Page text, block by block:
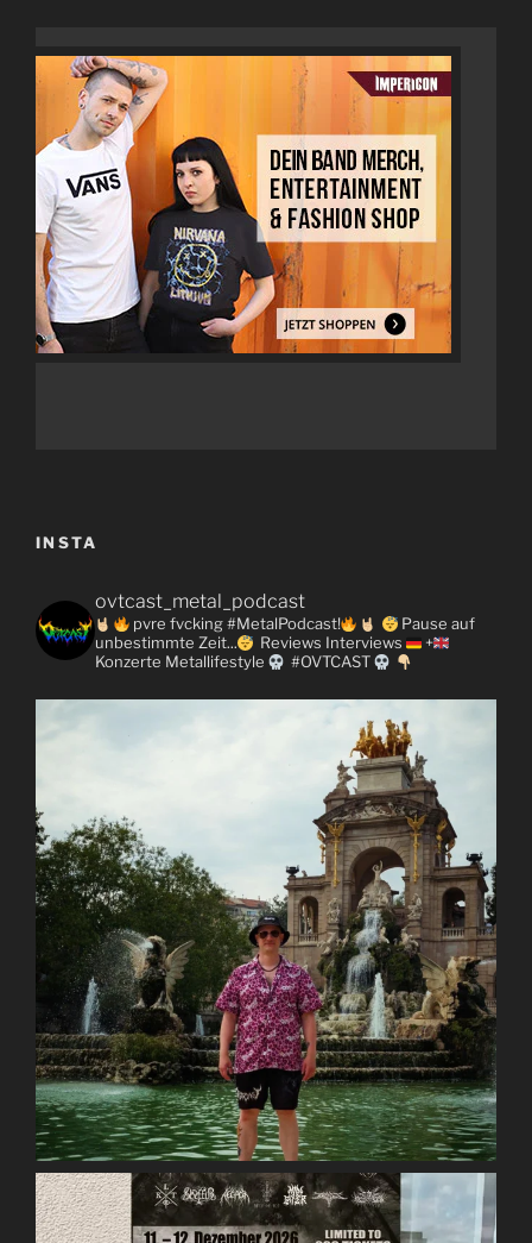
INSTA
ovtcast_metal_podcast
pvre fvcking #MetalPodcast!
Pause auf
unbestimmte Zeit...
Reviews Interviews
+
Konzerte Metallifestyle #OVTCAST